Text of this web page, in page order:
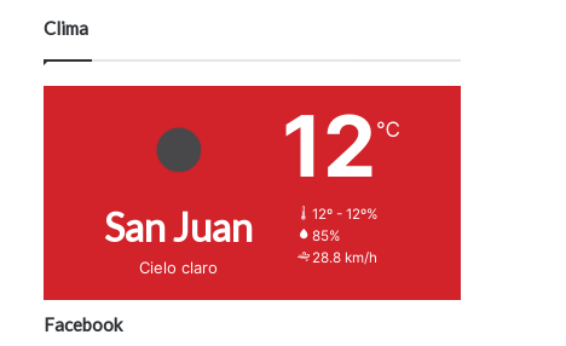
Clima
San Juan
Cielo claro
12 ℃
12º - 12º%
85%
28.8 km/h
Facebook